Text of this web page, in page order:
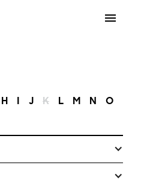
H I J K L M N O